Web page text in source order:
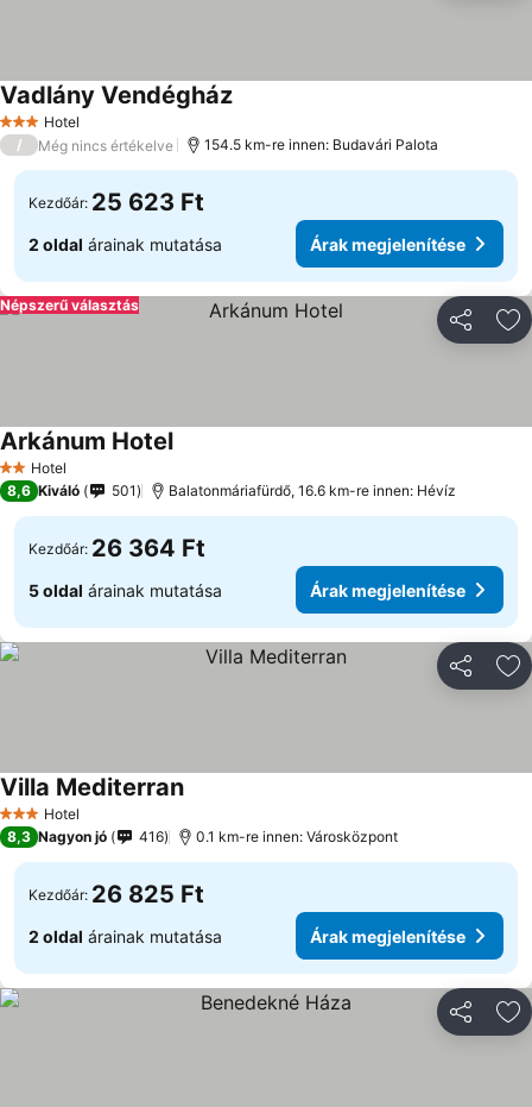
3 Kategória
Hotel
Vadlány VendégházÁrak megjelenítése
/ Még nincs értékelve 154.5 km-re innen: Budavári Palota
Kezdőár: 25 623 Ft
2 oldal árainak mutatása Árak megjelenítése
Népszerű választás
2 Kategória
Hotel
Arkánum HotelÁrak megjelenítése
8,6 Kiváló 501 Balatonmáriafürdő, 16.6 km-re innen: Hévíz
Kezdőár: 26 364 Ft
5 oldal árainak mutatása Árak megjelenítése
3 Kategória
Hotel
Villa MediterranÁrak megjelenítése
8,3 Nagyon jó 416 0.1 km-re innen: Városközpont
Kezdőár: 26 825 Ft
2 oldal árainak mutatása Árak megjelenítése